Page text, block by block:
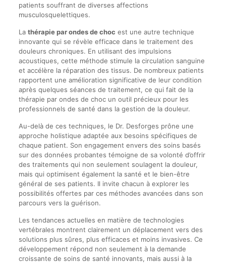
patients souffrant de diverses affections
musculosquelettiques.
La thérapie par ondes de choc est une autre technique
innovante qui se révèle efficace dans le traitement des
douleurs chroniques. En utilisant des impulsions
acoustiques, cette méthode stimule la circulation sanguine
et accélère la réparation des tissus. De nombreux patients
rapportent une amélioration significative de leur condition
après quelques séances de traitement, ce qui fait de la
thérapie par ondes de choc un outil précieux pour les
professionnels de santé dans la gestion de la douleur.
Au-delà de ces techniques, le Dr. Desforges prône une
approche holistique adaptée aux besoins spécifiques de
chaque patient. Son engagement envers des soins basés
sur des données probantes témoigne de sa volonté d’offrir
des traitements qui non seulement soulagent la douleur,
mais qui optimisent également la santé et le bien-être
général de ses patients. Il invite chacun à explorer les
possibilités offertes par ces méthodes avancées dans son
parcours vers la guérison.
Les tendances actuelles en matière de technologies
vertébrales montrent clairement un déplacement vers des
solutions plus sûres, plus efficaces et moins invasives. Ce
développement répond non seulement à la demande
croissante de soins de santé innovants, mais aussi à la